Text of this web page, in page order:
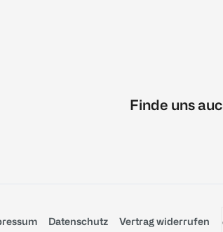
Finde uns
Datenschutz Vertrag widerrufen